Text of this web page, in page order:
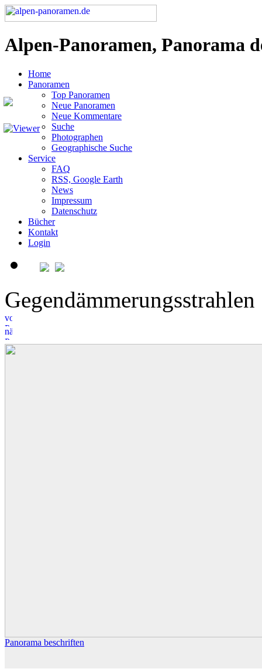
Alpen-Panoramen, Panorama
Home
Panoramen
Top Panoramen
Neue Panoramen
Neue Kommentare
Suche
Photographen
Geographische Suche
Service
FAQ
RSS, Google Earth
News
Impressum
Datenschutz
Bücher
Kontakt
Login
Panorama beschriften